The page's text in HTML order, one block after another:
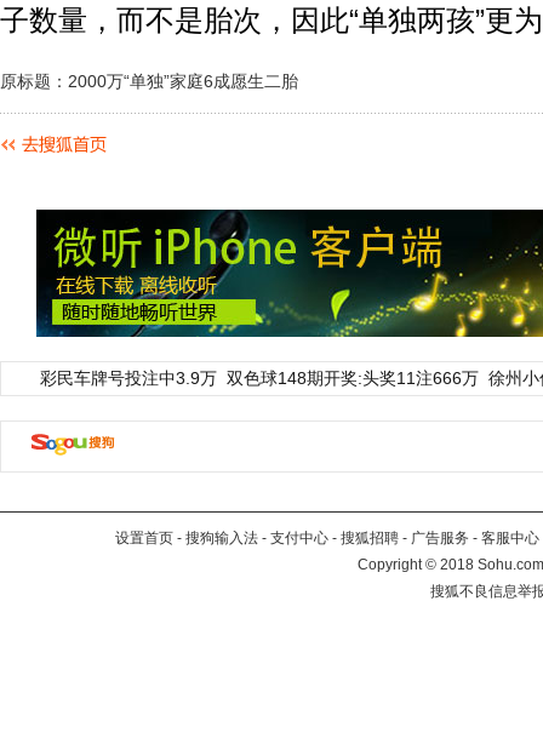
子数量，而不是胎次，因此“单独两孩”更
原标题：2000万“单独”家庭6成愿生二胎
彩民车牌号投注中3.9万 双色球148期开奖:头奖11注666万 徐州
设置首页 - 搜狗输入法 - 支付中心 - 搜狐招聘 - 广告服务 - 客服中心
Copyright©2018
搜狐不良信息举